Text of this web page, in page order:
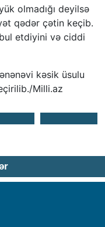
olmadığı deyilsə
qədər çətin keçib.
etdiyini və ciddi
kəsik üsulu
Milli.az